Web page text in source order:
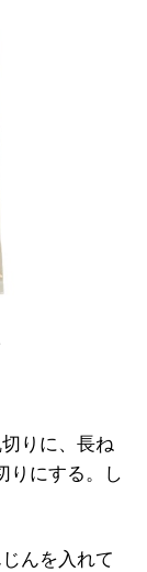
りに、長ね
りにする。し
んを入れて